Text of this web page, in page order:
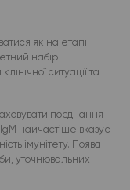
як на етапі
набір
ситуації та
поєднання
найчастіше вказує
імунітету. Поява
уточнювальних